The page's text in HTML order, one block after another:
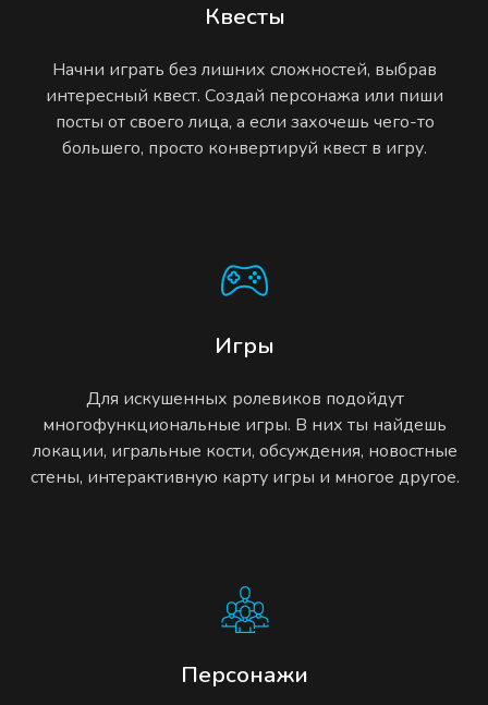
Квесты
Начни играть без лишних сложностей, выбрав
интересный квест. Создай персонажа или пиши
посты от своего лица, а если захочешь чего-то
большего, просто конвертируй квест в игру.
Игры
Для искушенных ролевиков подойдут
многофункциональные игры. В них ты найдешь
локации, игральные кости, обсуждения, новостные
стены, интерактивную карту игры и многое другое.
Персонажи